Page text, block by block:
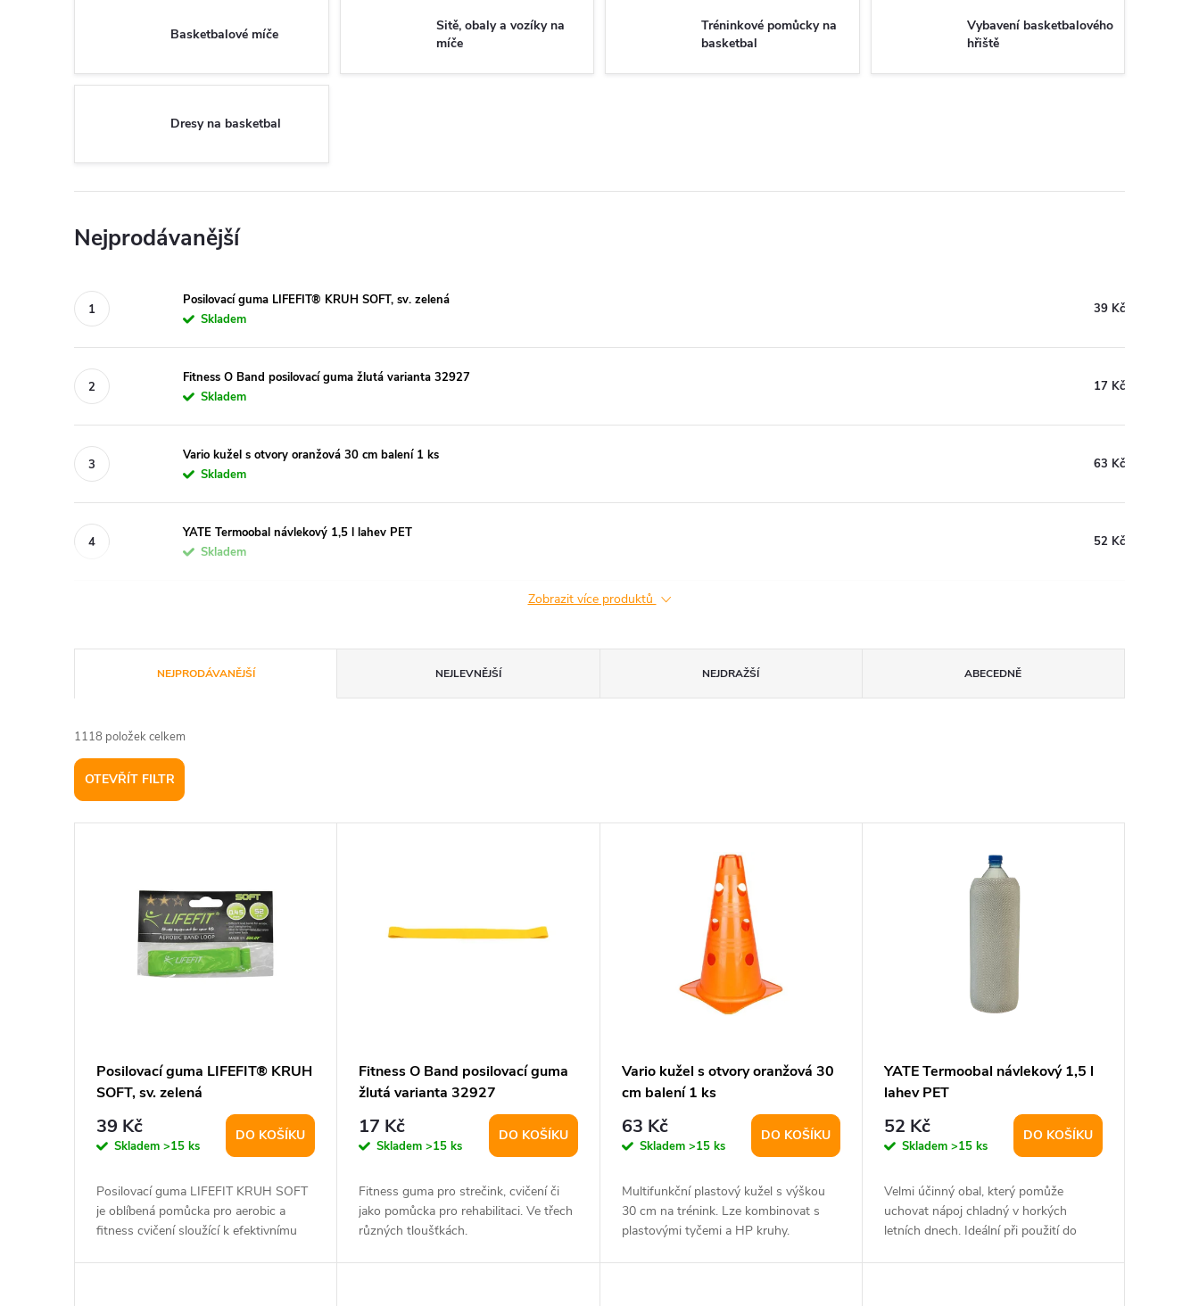
Basketbalové míče
Sitě, obaly a vozíky na
míče
Tréninkové pomůcky na
basketbal
Vybavení basketbalového
hřiště
Dresy na basketbal
Nejprodávanější
Posilovací guma LIFEFIT® KRUH SOFT, sv. zelená
Skladem
39 Kč
Fitness O Band posilovací guma žlutá varianta 32927
Skladem
17 Kč
Vario kužel s otvory oranžová 30 cm balení 1 ks
Skladem
63 Kč
YATE Termoobal návlekový 1,5 l lahev PET
Skladem
52 Kč
Zobrazit více produktů
a
z
e
ů
NEJPRODÁVANĚJŠÍ NEJLEVNĚJŠÍ NEJDRAŽŠÍ ABECEDNĚ
1118 položek celkem
OTEVŘÍT FILTR
Posilovací guma LIFEFIT® KRUH
SOFT, sv. zelená
39 Kč
Skladem >15 ks
DO KOŠÍKU
Posilovací guma LIFEFIT KRUH SOFT
je oblíbená pomůcka pro aerobic a
fitness cvičení sloužící k efektivnímu
Fitness O Band posilovací guma
žlutá varianta 32927
17 Kč
Skladem>15 ks
DO KOŠÍKU
Fitness guma pro strečink, cvičení či
jako pomůcka pro rehabilitaci. Ve třech
různých tloušťkách.
Vario kužel s otvory oranžová 30
cm balení 1 ks
63 Kč
Skladem >15 ks
DO KOŠÍKU
Multifunkční plastový kužel s výškou
30 cm na trénink. Lze kombinovat s
plastovými tyčemi a HP kruhy.
YATE Termoobal návlekový 1,5 l
lahev PET
52 Kč
Skladem >15 ks
DO KOŠÍKU
Velmi účinný obal, který pomůže
uchovat nápoj chladný v horkých
letních dnech. Ideální při použití do